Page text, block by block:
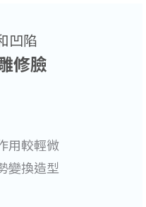
凹陷
修臉
用較輕微
變換造型